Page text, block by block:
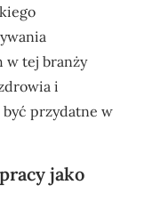
w tej branży
i
być przydatne w
jako